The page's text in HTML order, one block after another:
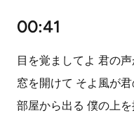
00:41
目を覚ましてよ 君の
窓を開けて そよ風が君
部屋から出る 僕の上